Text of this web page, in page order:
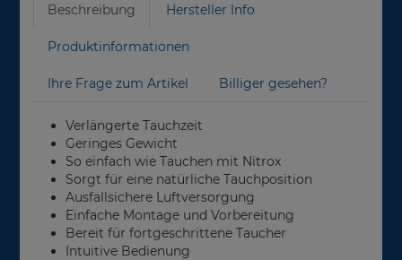
Beschreibung Hersteller Info
Produktinformationen
Ihre Frage zum Artikel Billiger gesehen?
Verlängerte Tauchzeit
Geringes Gewicht
So einfach wie Tauchen mit Nitrox
Sorgt für eine natürliche Tauchposition
Ausfallsichere Luftversorgung
Einfache Montage und Vorbereitung
Bereit für fortgeschrittene Taucher
Intuitive Bedienung